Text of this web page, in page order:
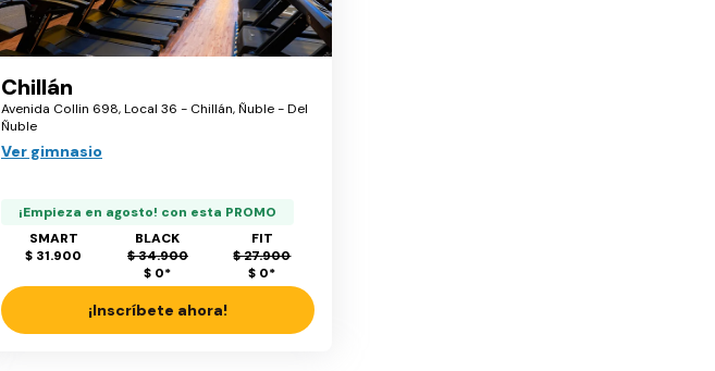
Chillán
Avenida Collin 698, Local 36 - Chillán, Ñuble - Del
Ñuble
Ver gimnasio
¡Empieza en agosto! con esta PROMO
SMART
$ 31.900
BLACK
$ 34.900
$ 0*
FIT
$ 27.900
$ 0*
¡Inscríbete ahora!